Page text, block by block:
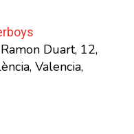
Duart, 12,
Valencia,